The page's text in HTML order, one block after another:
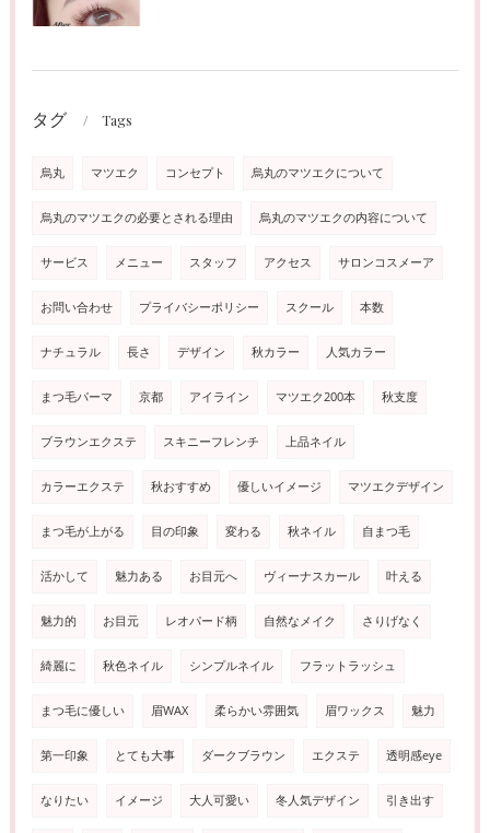
タグ Tags
烏丸 マツエク コンセプト 烏丸のマツエクについて
烏丸のマツエクの必要とされる理由 烏丸のマツエクの内容について
サービス メニュー スタッフ アクセス サロンコスメーア
お問い合わせ プライバシーポリシー スクール 本数
ナチュラル 長さ デザイン 秋カラー 人気カラー
まつ毛パーマ 京都 アイライン マツエク200本 秋支度
ブラウンエクステ スキニーフレンチ 上品ネイル
カラーエクステ 秋おすすめ 優しいイメージ マツエクデザイン
まつ毛が上がる 目の印象 変わる 秋ネイル 自まつ毛
活かして 魅力ある お目元へ ヴィーナスカール 叶える
魅力的 お目元 レオパード柄 自然なメイク さりげなく
綺麗に 秋色ネイル シンプルネイル フラットラッシュ
まつ毛に優しい 眉WAX 柔らかい雰囲気 眉ワックス 魅力
第一印象 とても大事 ダークブラウン エクステ 透明感eye
なりたい イメージ 大人可愛い 冬人気デザイン 引き出す